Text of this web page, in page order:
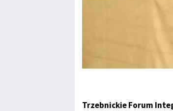
Trzebnickie Forum